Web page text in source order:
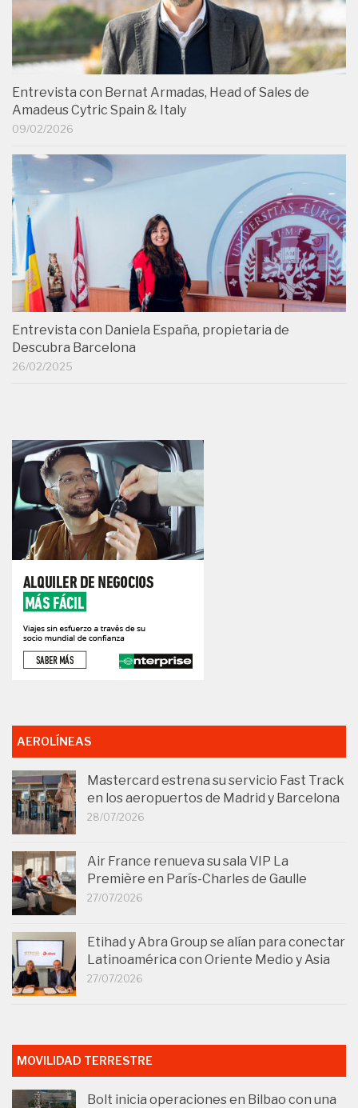
Entrevista con Bernat Armadas, Head of Sales de
Amadeus Cytric Spain & Italy
09/02/2026
Entrevista con Daniela España, propietaria de
Descubra Barcelona
26/02/2025
AEROLÍNEAS
Mastercard estrena su servicio Fast Track
en los aeropuertos de Madrid y Barcelona
28/07/2026
Air France renueva su sala VIP La
Première en París-Charles de Gaulle
27/07/2026
Etihad y Abra Group se alían para conectar
Latinoamérica con Oriente Medio y Asia
27/07/2026
MOVILIDAD TERRESTRE
Bolt inicia operaciones en Bilbao con una